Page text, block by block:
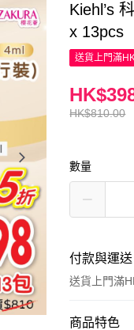
Kiehl’s
x 13pcs
送貨上門滿
HK$810.00
數量
付款與運送
送貨上門滿
付款方式
商品特色